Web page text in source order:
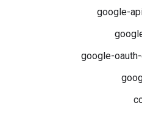
google-
google-